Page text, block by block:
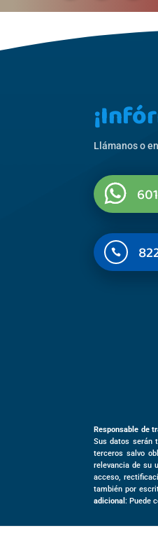
Llámanos o

Responsable de
Sus datos serán
terceros salvo
relevancia de su
acceso,
también por
adicional: Puede